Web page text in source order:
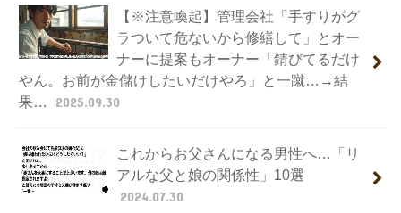
【※注意喚起】管理会社「手すりがグ
ラついて危ないから修繕して」とオー
ナーに提案もオーナー「錆びてるだけ
やん。お前が金儲けしたいだけやろ」と一蹴…→結
果…
2025.09.30
これからお父さんになる男性へ…「リ
アルな父と娘の関係性」10選
2024.07.30